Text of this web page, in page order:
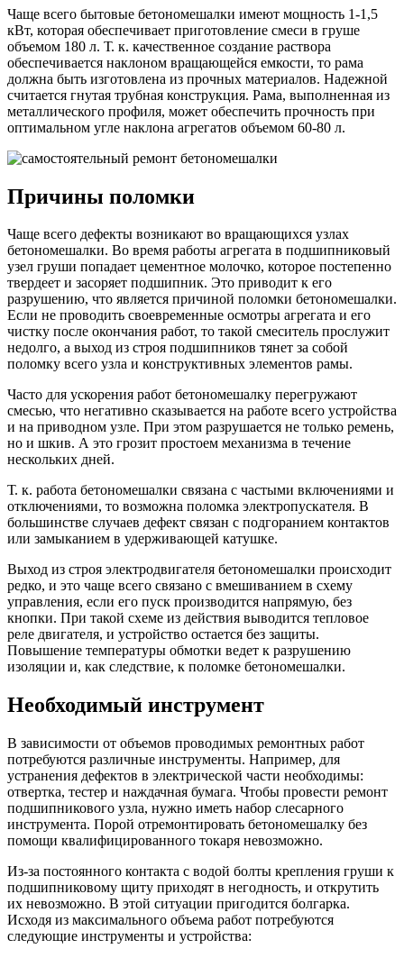
Чаще всего бытовые бетономешалки имеют мощность 1-1,5
кВт, которая обеспечивает приготовление смеси в груше
объемом 180 л. Т. к. качественное создание раствора
обеспечивается наклоном вращающейся емкости, то рама
должна быть изготовлена из прочных материалов. Надежной
считается гнутая трубная конструкция. Рама, выполненная из
металлического профиля, может обеспечить прочность при
оптимальном угле наклона агрегатов объемом 60-80 л.
Причины поломки
Чаще всего дефекты возникают во вращающихся узлах
бетономешалки. Во время работы агрегата в подшипниковый
узел груши попадает цементное молочко, которое постепенно
твердеет и засоряет подшипник. Это приводит к его
разрушению, что является причиной поломки бетономешалки.
Если не проводить своевременные осмотры агрегата и его
чистку после окончания работ, то такой смеситель прослужит
недолго, а выход из строя подшипников тянет за собой
поломку всего узла и конструктивных элементов рамы.
Часто для ускорения работ бетономешалку перегружают
смесью, что негативно сказывается на работе всего устройства
и на приводном узле. При этом разрушается не только ремень,
но и шкив. А это грозит простоем механизма в течение
нескольких дней.
Т. к. работа бетономешалки связана с частыми включениями и
отключениями, то возможна поломка электропускателя. В
большинстве случаев дефект связан с подгоранием контактов
или замыканием в удерживающей катушке.
Выход из строя электродвигателя бетономешалки происходит
редко, и это чаще всего связано с вмешиванием в схему
управления, если его пуск производится напрямую, без
кнопки. При такой схеме из действия выводится тепловое
реле двигателя, и устройство остается без защиты.
Повышение температуры обмотки ведет к разрушению
изоляции и, как следствие, к поломке бетономешалки.
Необходимый инструмент
В зависимости от объемов проводимых ремонтных работ
потребуются различные инструменты. Например, для
устранения дефектов в электрической части необходимы:
отвертка, тестер и наждачная бумага. Чтобы провести ремонт
подшипникового узла, нужно иметь набор слесарного
инструмента. Порой отремонтировать бетономешалку без
помощи квалифицированного токаря невозможно.
Из-за постоянного контакта с водой болты крепления груши к
подшипниковому щиту приходят в негодность, и открутить
их невозможно. В этой ситуации пригодится болгарка.
Исходя из максимального объема работ потребуются
следующие инструменты и устройства: